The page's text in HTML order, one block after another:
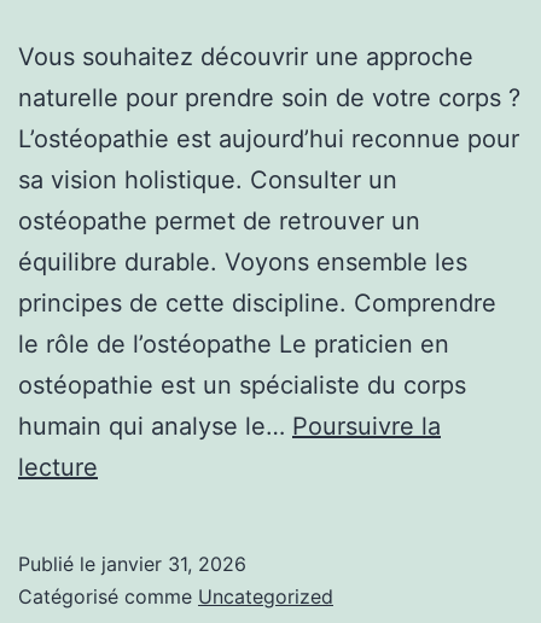
Vous souhaitez découvrir une approche
naturelle pour prendre soin de votre corps ?
L’ostéopathie est aujourd’hui reconnue pour
sa vision holistique. Consulter un
ostéopathe permet de retrouver un
équilibre durable. Voyons ensemble les
principes de cette discipline. Comprendre
le rôle de l’ostéopathe Le praticien en
ostéopathie est un spécialiste du corps
humain qui analyse le… Poursuivre la
lecture
d’un
Publié le janvier 31, 2026
Catégorisé comme Uncategorized